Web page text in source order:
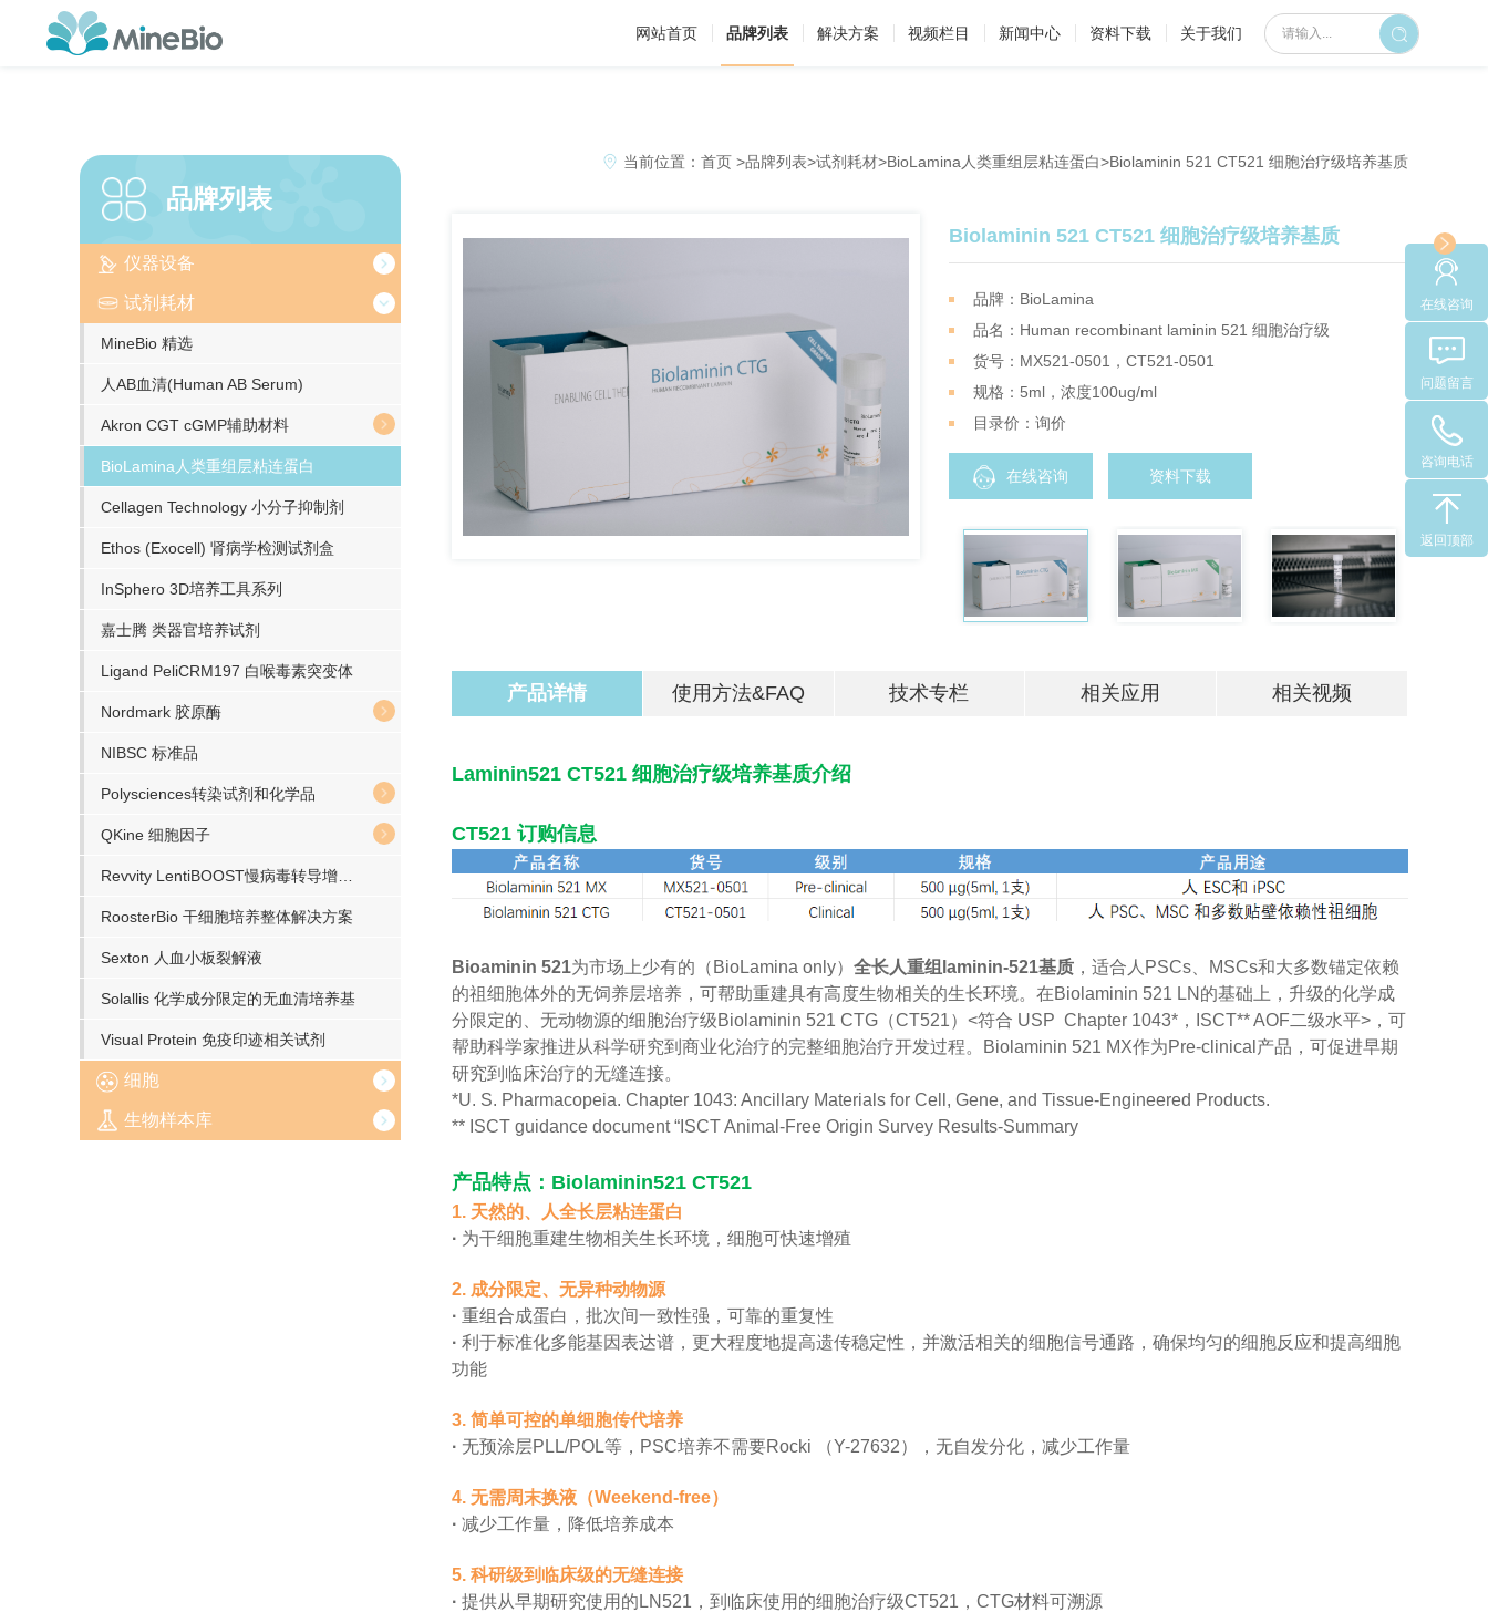
网站首页 品牌列表 解决方案 视频栏目 新闻中心 资料下载 关于我们
品牌列表
仪器设备
试剂耗材
MineBio 精选
人AB血清(Human AB Serum)
Akron CGT cGMP辅助材料
BioLamina人类重组层粘连蛋白
Cellagen Technology 小分子抑制剂
Ethos (Exocell) 肾病学检测试剂盒
InSphero 3D培养工具系列
嘉士腾 类器官培养试剂
Ligand PeliCRM197 白喉毒素突变体
Nordmark 胶原酶
NIBSC 标准品
Polysciences转染试剂和化学品
QKine 细胞因子
RoosterBio 干细胞培养整体解决方案
Sexton 人血小板裂解液
Solallis 化学成分限定的无血清培养基
Visual Protein 免疫印迹相关试剂
细胞
生物样本库
当前位置： 首页 >品牌列表>试剂耗材>BioLamina人类重组层粘连蛋白>Biolaminin 521 CT521 细胞治疗级培养基质
Biolaminin 521 CT521 细胞治疗级培养基质
品牌：BioLamina
品名：Human recombinant laminin 521 细胞治疗级
货号：MX521-0501，CT521-0501
规格：5ml，浓度100ug/ml
目录价：询价
在线咨询 资料下载
产品详情 使用方法&FAQ 技术专栏 相关应用 相关视频
Laminin521 CT521 细胞治疗级培养基质介绍
CT521 订购信息
Bioaminin 521为市场上少有的（BioLamina only） 全长人重组laminin-521基质 ，适合人PSCs、MSCs和大多数锚定依赖
的祖细胞体外的无饲养层培养，可帮助重建具有高度生物相关的生长环境。在Biolaminin 521 LN的基础上，升级的化学成
分限定的、无动物源的细胞治疗级Biolaminin 521 CTG（CT521）<符合 USP Chapter 1043*，ISCT** AOF二级水平>，可
帮助科学家推进从科学研究到商业化治疗的完整细胞治疗开发过程。Biolaminin 521 MX作为Pre-clinical产品，可促进早期
研究到临床治疗的无缝连接。
*U. S. Pharmacopeia. Chapter 1043: Ancillary Materials for Cell, Gene, and Tissue-Engineered Products.
** ISCT guidance document “ISCT Animal-Free Origin Survey Results-Summary
产品特点：Biolaminin521 CT521
1. 天然的、人全长层粘连蛋白
· 为干细胞重建生物相关生长环境，细胞可快速增殖
2. 成分限定、无异种动物源
· 重组合成蛋白，批次间一致性强，可靠的重复性
· 利于标准化多能基因表达谱，更大程度地提高遗传稳定性，并激活相关的细胞信号通路，确保均匀的细胞反应和提高细胞
功能
3. 简单可控的单细胞传代培养
· 无预涂层PLL/POL等，PSC培养不需要Rocki （Y-27632），无自发分化，减少工作量
4. 无需周末换液（Weekend-free）
· 减少工作量，降低培养成本
5. 科研级到临床级的无缝连接
· 提供从早期研究使用的LN521，到临床使用的细胞治疗级CT521，CTG材料可溯源
在线咨询
问题留言
咨询电话
返回顶部